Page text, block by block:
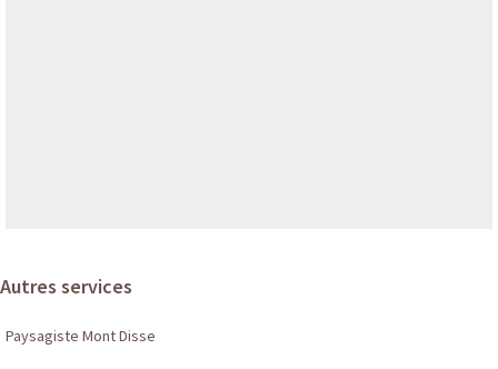
Autres services
Paysagiste Mont Disse